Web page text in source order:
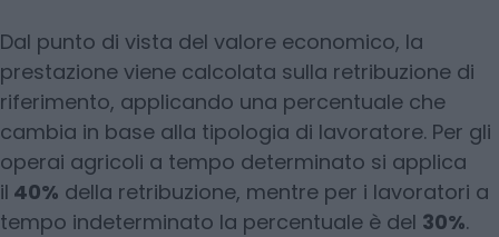
Dal punto di vista del valore economico, la
prestazione viene calcolata sulla retribuzione di
riferimento, applicando una percentuale che
cambia in base alla tipologia di lavoratore. Per gli
operai agricoli a tempo determinato si applica
il 40% della retribuzione, mentre per i lavoratori a
tempo indeterminato la percentuale è del 30%.